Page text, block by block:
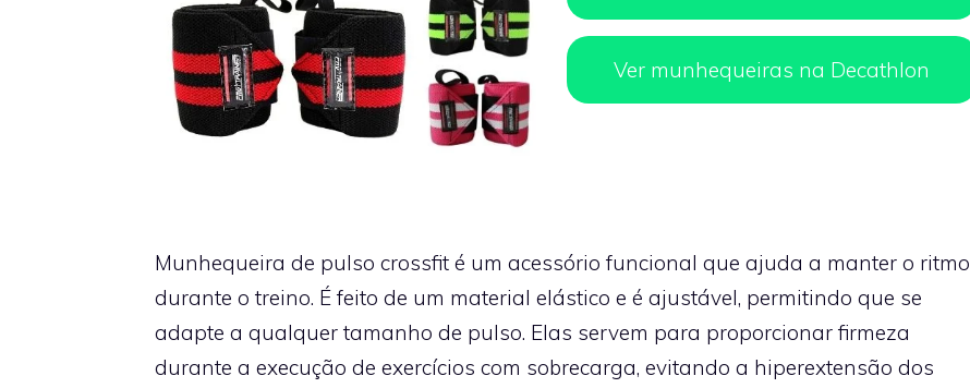
Ver munhequeiras na Decathlon
Munhequeira de pulso crossfit é um acessório funcional que ajuda a manter o ritmo
durante o treino. É feito de um material elástico e é ajustável, permitindo que se
adapte a qualquer tamanho de pulso. Elas servem para proporcionar firmeza
durante a execução de exercícios com sobrecarga, evitando a hiperextensão dos